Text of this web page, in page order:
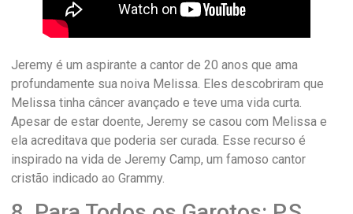
Jeremy é um aspirante a cantor de 20 anos que ama
profundamente sua noiva Melissa. Eles descobriram que
Melissa tinha câncer avançado e teve uma vida curta.
Apesar de estar doente, Jeremy se casou com Melissa e
ela acreditava que poderia ser curada. Esse recurso é
inspirado na vida de Jeremy Camp, um famoso cantor
cristão indicado ao Grammy.